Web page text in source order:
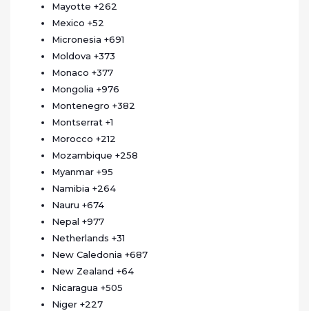
Mayotte +262
Mexico +52
Micronesia +691
Moldova +373
Monaco +377
Mongolia +976
Montenegro +382
Montserrat +1
Morocco +212
Mozambique +258
Myanmar +95
Namibia +264
Nauru +674
Nepal +977
Netherlands +31
New Caledonia +687
New Zealand +64
Nicaragua +505
Niger +227